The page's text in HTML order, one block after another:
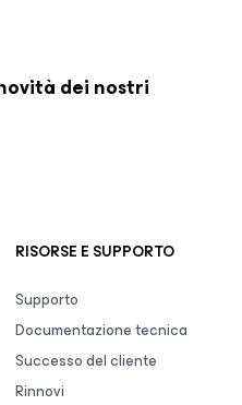
dei nostri
RISORSE E SUPPORTO
Supporto
Documentazione tecnica
Successo del cliente
Rinnovi